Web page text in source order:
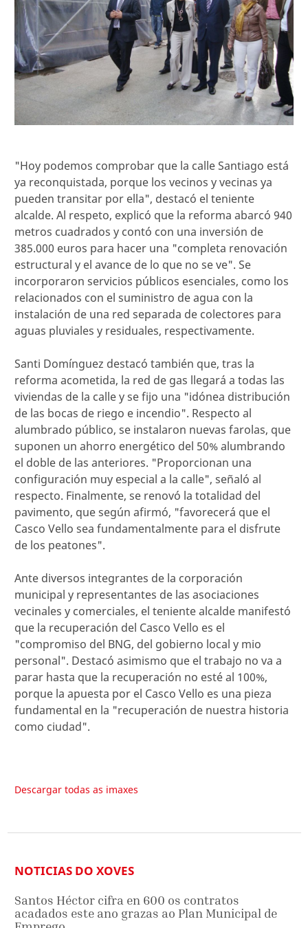
"Hoy podemos comprobar que la calle Santiago está
ya reconquistada, porque los vecinos y vecinas ya
pueden transitar por ella", destacó el teniente
alcalde. Al respeto, explicó que la reforma abarcó 940
metros cuadrados y contó con una inversión de
385.000 euros para hacer una "completa renovación
estructural y el avance de lo que no se ve". Se
incorporaron servicios públicos esenciales, como los
relacionados con el suministro de agua con la
instalación de una red separada de colectores para
aguas pluviales y residuales, respectivamente.
Santi Domínguez destacó también que, tras la
reforma acometida, la red de gas llegará a todas las
viviendas de la calle y se fijo una "idónea distribución
de las bocas de riego e incendio". Respecto al
alumbrado público, se instalaron nuevas farolas, que
suponen un ahorro energético del 50% alumbrando
el doble de las anteriores. "Proporcionan una
configuración muy especial a la calle", señaló al
respecto. Finalmente, se renovó la totalidad del
pavimento, que según afirmó, "favorecerá que el
Casco Vello sea fundamentalmente para el disfrute
de los peatones".
Ante diversos integrantes de la corporación
municipal y representantes de las asociaciones
vecinales y comerciales, el teniente alcalde manifestó
que la recuperación del Casco Vello es el
"compromiso del BNG, del gobierno local y mio
personal". Destacó asimismo que el trabajo no va a
parar hasta que la recuperación no esté al 100%,
porque la apuesta por el Casco Vello es una pieza
fundamental en la "recuperación de nuestra historia
como ciudad".
Descargar todas as imaxes
NOTICIAS DO XOVES
Santos Héctor cifra en 600 os contratos
acadados este ano grazas ao Plan Municipal de